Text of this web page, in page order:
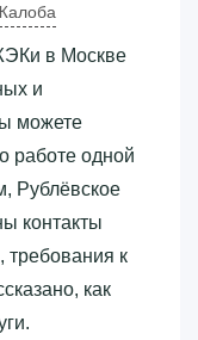
в Москве
и
можете
работе одной
Рублёвское
контакты
требования к
как